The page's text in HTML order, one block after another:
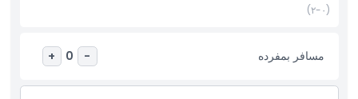
(٠-٢)
مسافر بمفرده -
0
+